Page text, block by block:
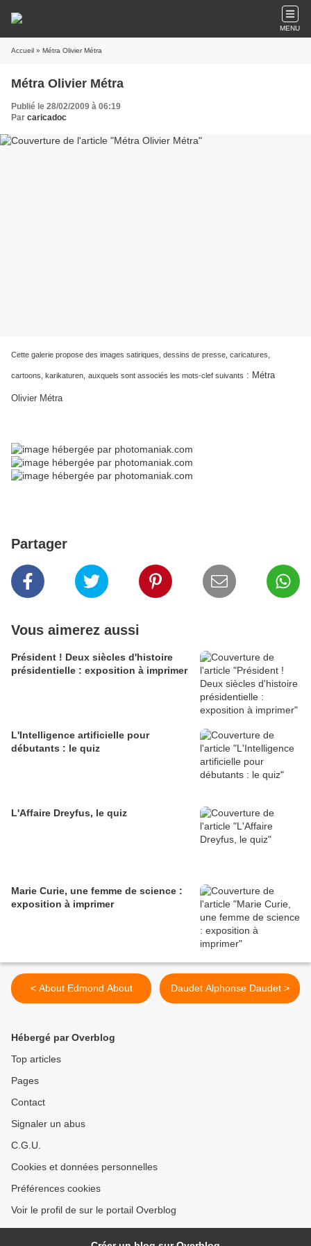
MENU
Accueil » Métra Olivier Métra
Métra Olivier Métra
Publié le 28/02/2009 à 06:19
Par caricadoc
Cette galerie propose des images satiriques, dessins de presse, caricatures,
cartoons, karikaturen, auxquels sont associés les mots-clef suivants : Métra
Olivier Métra
Partager
Vous aimerez aussi
Président ! Deux siècles d'histoire
présidentielle : exposition à imprimer
L'Intelligence artificielle pour
débutants : le quiz
L'Affaire Dreyfus, le quiz
Marie Curie, une femme de science :
exposition à imprimer
< About Edmond About Daudet Alphonse Daudet >
Hébergé par Overblog
Top articles
Pages
Contact
Signaler un abus
C.G.U.
Cookies et données personnelles
Préférences cookies
Voir le profil de sur le portail Overblog